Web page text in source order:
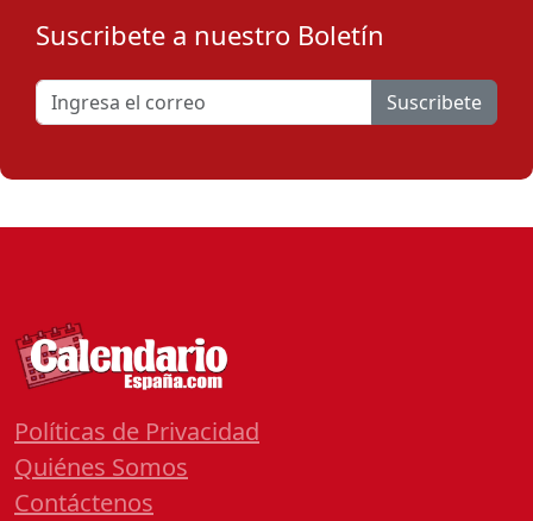
Suscribete a nuestro Boletín
Suscribete
Políticas de Privacidad
Quiénes Somos
Contáctenos